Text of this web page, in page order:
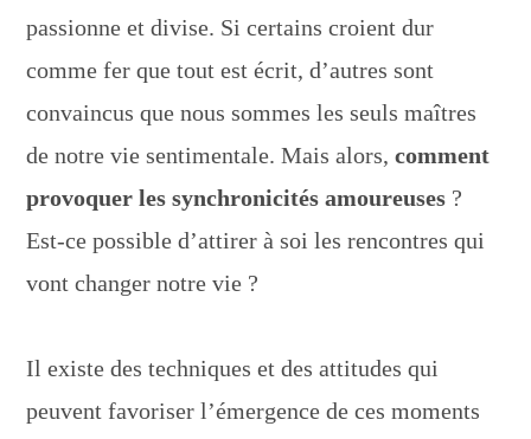
passionne et divise. Si certains croient dur
comme fer que tout est écrit, d’autres sont
convaincus que nous sommes les seuls maîtres
de notre vie sentimentale. Mais alors,comment
provoquer les synchronicités amoureuses ?
Est-ce possible d’attirer à soi les rencontres qui
vont changer notre vie ?
Il existe des techniques et des attitudes qui
peuvent favoriser l’émergence de ces moments